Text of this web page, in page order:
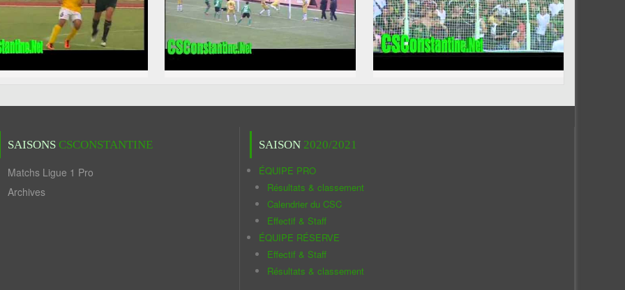
SAISONS CSCONSTANTINE
Matchs Ligue 1 Pro
Archives
SAISON 2020/2021
ÉQUIPE PRO
Résultats & classement
Calendrier du CSC
Effectif & Staff
ÉQUIPE RÉSERVE
Effectif & Staff
Résultats & classement